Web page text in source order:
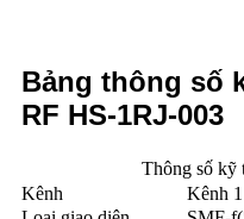
Bảng thông số
RF HS-1RJ-003
Thông số kỹ
Kênh
Kênh 1